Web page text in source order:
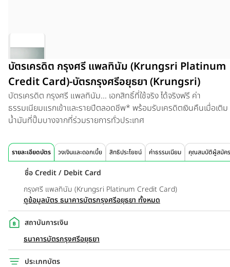
บัตรเครดิต กรุงศรี แพลทินัม (Krungsri Platinum
Credit Card)-บัตรกรุงศรีอยุธยา (Krungsri)
บัตรเครดิต กรุงศรี แพลทินัม... เอกสิทธิ์ที่ใช้จริง ได้จริงฟรี ค่า
ธรรมเนียมแรกเข้าและรายปีตลอดชีพ* พร้อมรับเครดิตเงินคืนเมื่อเติม
น้ำมันที่ปั๊มบางจากที่ร่วมรายการทั่วประเทศ
รายละเอียดบัตร วงเงินและดอกเบี้ย สิทธิประโยชน์ ค่าธรรมเนียม คุณสมบัติผู้สมัคร
ชื่อ Credit / Debit Card
กรุงศรี แพลทินัม (Krungsri Platinum Credit Card)
ดูข้อมูลบัตร ธนาคารบัตรกรุงศรีอยุธยา ทั้งหมด
สถาบันการเงิน
ธนาคารบัตรกรุงศรีอยุธยา
ประเภทบัตร